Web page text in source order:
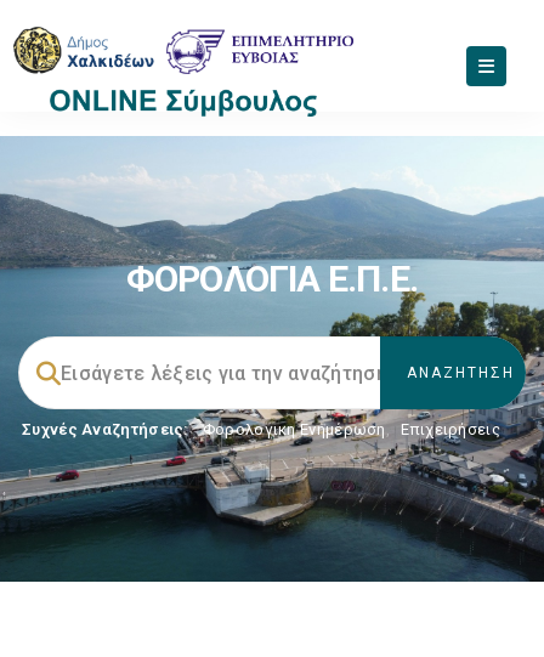
ΦΟΡΟΛΟΓΙΑ Ε.Π.Ε.
Συχνές Αναζητήσεις: Φορολογικη Ενημέρωση, Επιχειρήσεις